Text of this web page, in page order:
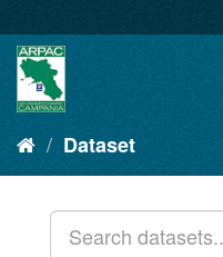
al
contenuto
Dataset